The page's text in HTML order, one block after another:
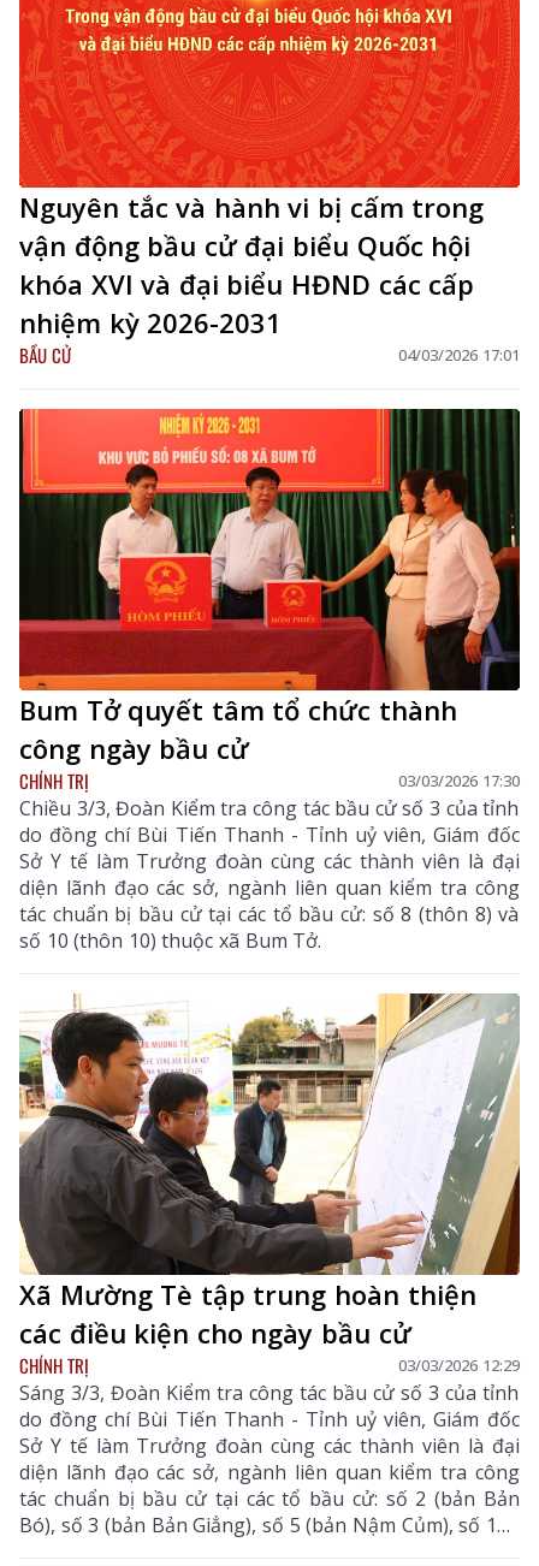
Nguyên tắc và hành vi bị cấm trong
vận động bầu cử đại biểu Quốc hội
khóa XVI và đại biểu HĐND các cấp
nhiệm kỳ 2026-2031
BẦU CỬ 04/03/2026 17:01
Bum Tở quyết tâm tổ chức thành
công ngày bầu cử
CHÍNH TRỊ 03/03/2026 17:30
Chiều 3/3, Đoàn Kiểm tra công tác bầu cử số 3 của tỉnh
do đồng chí Bùi Tiến Thanh - Tỉnh uỷ viên, Giám đốc
Sở Y tế làm Trưởng đoàn cùng các thành viên là đại
diện lãnh đạo các sở, ngành liên quan kiểm tra công
tác chuẩn bị bầu cử tại các tổ bầu cử: số 8 (thôn 8) và
số 10 (thôn 10) thuộc xã Bum Tở.
Xã Mường Tè tập trung hoàn thiện
các điều kiện cho ngày bầu cử
CHÍNH TRỊ 03/03/2026 12:29
Sáng 3/3, Đoàn Kiểm tra công tác bầu cử số 3 của tỉnh
do đồng chí Bùi Tiến Thanh - Tỉnh uỷ viên, Giám đốc
Sở Y tế làm Trưởng đoàn cùng các thành viên là đại
diện lãnh đạo các sở, ngành liên quan kiểm tra công
tác chuẩn bị bầu cử tại các tổ bầu cử: số 2 (bản Bản
Bó), số 3 (bản Bản Giẳng), số 5 (bản Nậm Củm), số 11 (
bản Láng Phiếu) thuộc xã Mường Tè.